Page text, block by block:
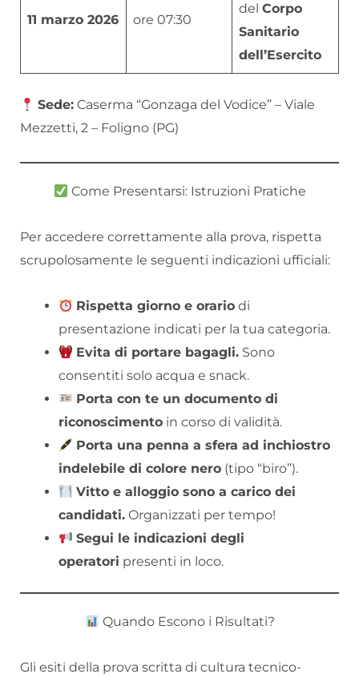
11 marzo 2026 ore 07:30
del Corpo
Sanitario
dell’Esercito
Sede: Caserma “Gonzaga del Vodice” – Viale
Mezzetti, 2 – Foligno (PG)
Come Presentarsi: Istruzioni Pratiche
Per accedere correttamente alla prova, rispetta
scrupolosamente le seguenti indicazioni ufficiali:
Rispetta giorno e orario di
presentazione indicati per la tua categoria.
Evita di portare bagagli. Sono
consentiti solo acqua e snack.
Porta con te un documento di
riconoscimento in corso di validità.
Porta una penna a sfera ad inchiostro
indelebile di colore nero (tipo “biro”).
Vitto e alloggio sono a carico dei
candidati. Organizzati per tempo!
Segui le indicazioni degli
operatori presenti in loco.
Quando Escono i Risultati?
Gli esiti della prova scritta di cultura tecnico-